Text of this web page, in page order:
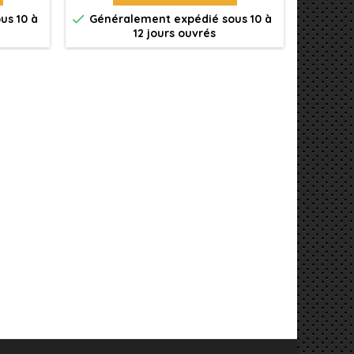
10 à
 Généralement expédié sous 10 à
12 jours ouvrés
